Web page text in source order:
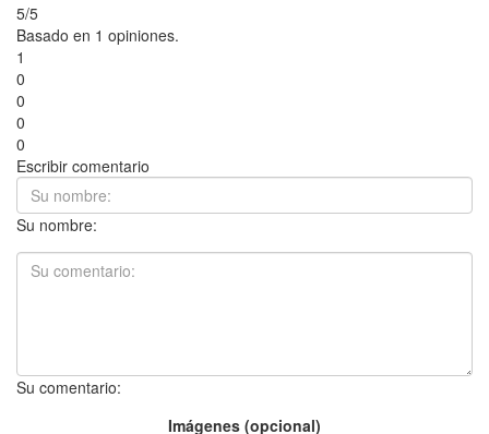
5/5
Basado en 1 opiniones.
1
0
0
0
0
Escribir comentario
Su nombre:
Su comentario:
Imágenes (opcional)